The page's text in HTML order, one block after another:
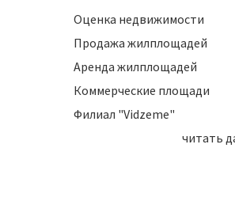
Оценка недвижимости
Продажа жилплощадей
Аренда жилплощадей
Коммерческие площади
Филиал "Vidzeme"
читать